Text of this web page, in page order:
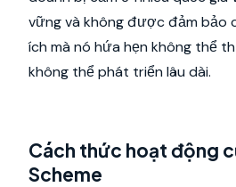
vững và không được đảm bảo
ích mà nó hứa hẹn không thể
không thể phát triển lâu dài.
Cách thức hoạt động
Scheme